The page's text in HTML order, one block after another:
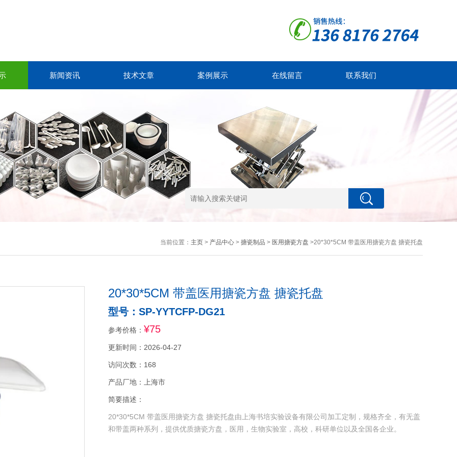
新闻资讯 技术文章 案例展示 在线留言 联系我们
当前位置： 主页> 产品中心> 搪瓷制品 > 医用搪瓷方盘 >20*30*5CM 带盖医用搪瓷方盘 搪瓷托盘
20*30*5CM 带盖医用搪瓷方盘 搪瓷托盘
型号：SP-YYTCFP-DG21
参考价格： ¥75
更新时间：2026-04-27
访问次数：168
产品厂地：上海市
简要描述：
20*30*5CM 带盖医用搪瓷方盘 搪瓷托盘由上海书培实验设备有限公司加工定制，规格齐全，有无盖
和带盖两种系列，提供优质搪瓷方盘，医用，生物实验室，高校，科研单位以及全国各企业。